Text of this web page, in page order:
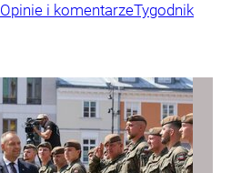
Opinie i komentarzeTygodnik